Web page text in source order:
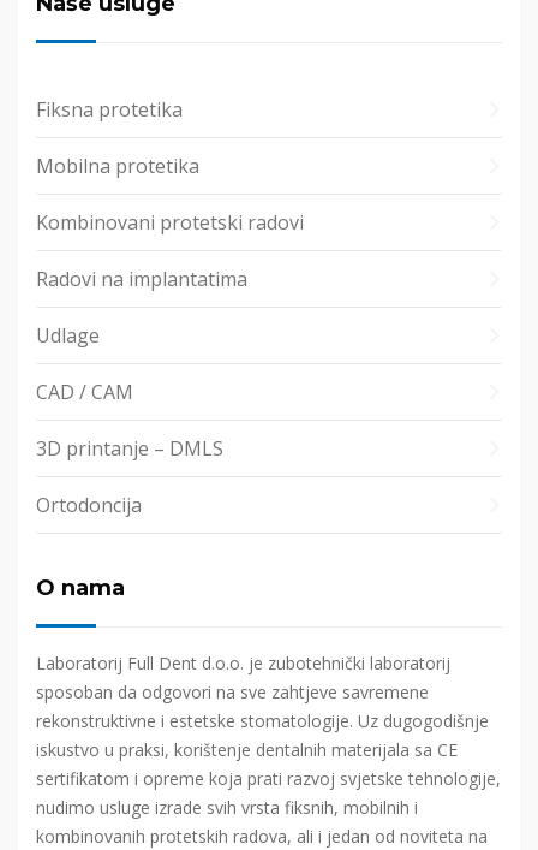
Fiksna protetika
Mobilna protetika
Kombinovani protetski radovi
Radovi na implantatima
Udlage
CAD / CAM
3D printanje – DMLS
Ortodoncija
O nama
Laboratorij Full Dent d.o.o. je zubotehnički laboratorij
sposoban da odgovori na sve zahtjeve savremene
rekonstruktivne i estetske stomatologije. Uz dugogodišnje
iskustvo u praksi, korištenje dentalnih materijala sa CE
sertifikatom i opreme koja prati razvoj svjetske tehnologije,
nudimo usluge izrade svih vrsta fiksnih, mobilnih i
kombinovanih protetskih radova, ali i jedan od noviteta na